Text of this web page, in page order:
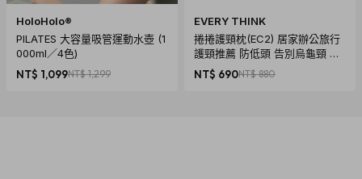
HoloHolo®
PILATES 大容量吸管運動水壺 (1
000ml／4色)
NT$ 1,099NT$ 1,299
EVERY THINK
捲捲護頸枕(EC2) 居家辦公旅行
護頸推薦 防低頭 告別烏龜頸 頸
椎養護 多色可選
NT$ 690NT$ 880